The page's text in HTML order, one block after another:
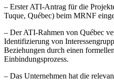
– Erster ATI-Antrag für die
Tuque, Québec) beim MRNF
– Der ATI-Rahmen von Québec
Identifizierung von
Beziehungen durch einen
Einbindungsprozess.
– Das Unternehmen hat die